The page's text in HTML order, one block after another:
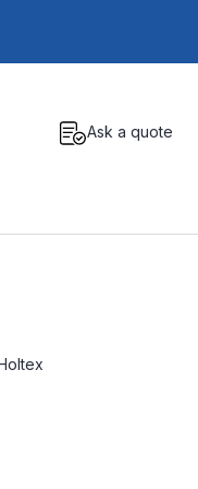
Ask a quote